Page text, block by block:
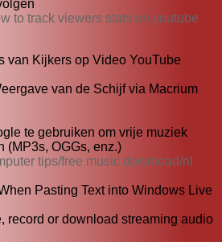
to track viewers stats on youtube
van Kijkers op Video YouTube
van de Schijf via Macrium
te gebruiken om vrije muziek
(MP3s, OGGs, enz.)
tips/free music download/nl
Pasting Text into Windows Live
record or download streaming audio